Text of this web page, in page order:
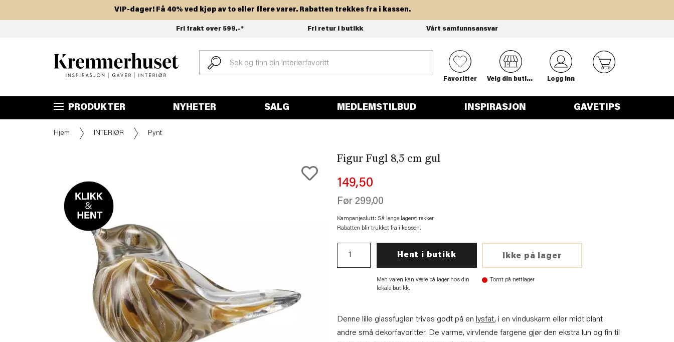
Hopp
VIP-dager! Få 40% ved kjøp av to eller flere varer. Rabatten trekkes fra i kassen.
Fri frakt over 599,-* Fri retur i butikk Vårt samfunnsansvar
0
Favoritter Velg din butikk Logg inn
PRODUKTER NYHETER SALG MEDLEMSTILBUD INSPIRASJON GAVETIPS
Hjem INTERIØR Pynt
Figur Fugl 8,5 cm gul
149,50
Før 299,00
Kampanjeslutt: Så lenge lageret rekker
Rabatten blir trukket fra i kassen.
Ikke på lager
Hent i butikk
Tomt på nettlager
Men varen kan være på lager hos din
lokale butikk.
Denne lille glassfuglen trives godt på en lysfat, i en vinduskarm eller midt blant
andre små dekorfavoritter. De varme, virvlende fargene gjør den ekstra lun og fin til